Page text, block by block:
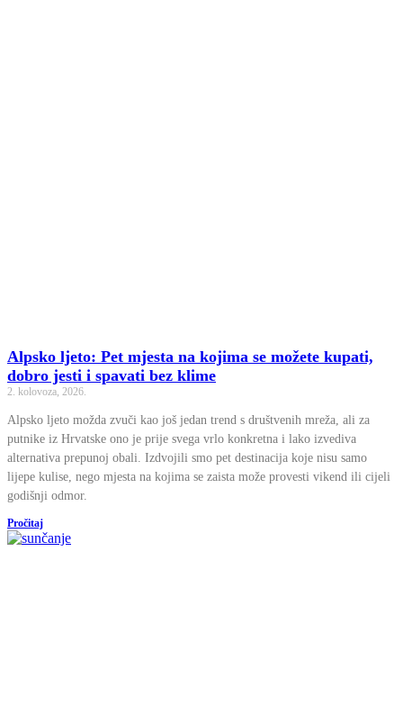
Alpsko ljeto: Pet mjesta na kojima se možete kupati,
dobro jesti i spavati bez klime
2. kolovoza, 2026.
Alpsko ljeto možda zvuči kao još jedan trend s društvenih mreža, ali za
putnike iz Hrvatske ono je prije svega vrlo konkretna i lako izvediva
alternativa prepunoj obali. Izdvojili smo pet destinacija koje nisu samo
lijepe kulise, nego mjesta na kojima se zaista može provesti vikend ili cijeli
godišnji odmor.
Pročitaj